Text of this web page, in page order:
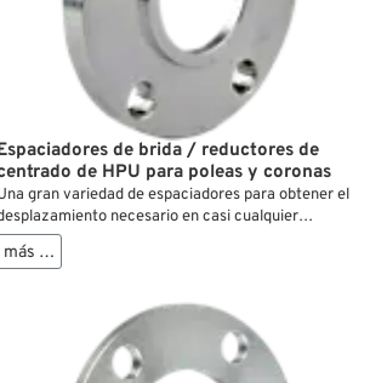
de brida / reductores de
de HPU para poleas y coronas
gran variedad de espaciadores para obtener el
necesario en casi cualquier
más …